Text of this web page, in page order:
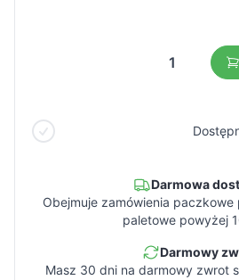
Darmowa
Obejmuje zamówienia paczkowe
paletowe powyżej
Darmowy
Masz 30 dni na darmowy zwrot